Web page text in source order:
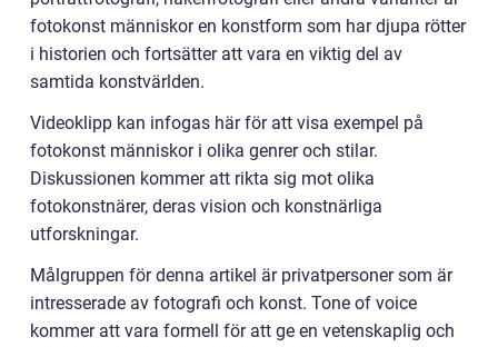
fotokonst människor en konstform som har djupa rötter
i historien och fortsätter att vara en viktig del av
samtida konstvärlden.
Videoklipp kan infogas här för att visa exempel på
fotokonst människor i olika genrer och stilar.
Diskussionen kommer att rikta sig mot olika
fotokonstnärer, deras vision och konstnärliga
utforskningar.
Målgruppen för denna artikel är privatpersoner som är
intresserade av fotografi och konst. Tone of voice
kommer att vara formell för att ge en vetenskaplig och